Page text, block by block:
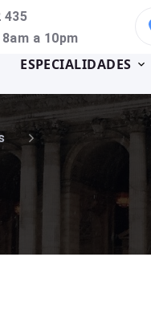
435
a 10pm
ESPECIALIDADES